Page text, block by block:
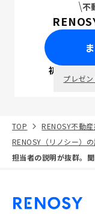
不
初回面談で
プレゼ
TOP RENOSY不動
RENOSY（リノシー）
担当者の説明が抜群。